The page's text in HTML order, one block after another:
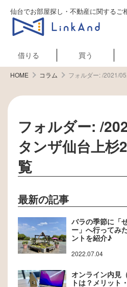
仙台でお部屋探し・不動産に関するご
借りる 買う
HOME コラム フォルダー:/2021/
フォルダー:/
タンザ仙台上杉
覧
最新の記事
バラの季節に「
ー」へ行ってみ
ントを紹介♪
2022.07.04
オンライン内見
トは？メリット